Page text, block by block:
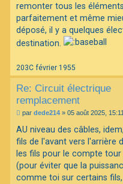
remonter tous les
parfaitement et même
déposé, il y a quelques
destination.
203C février 1955
Re: Circuit électrique
remplacement
M
s
a
g
e
par dede214 » 05 août 2025, 15:11
AU niveau des câbles,
fils de l'avant vers l'arrière
les fils pour le compte
(pour éviter que la
comme toi sur certains